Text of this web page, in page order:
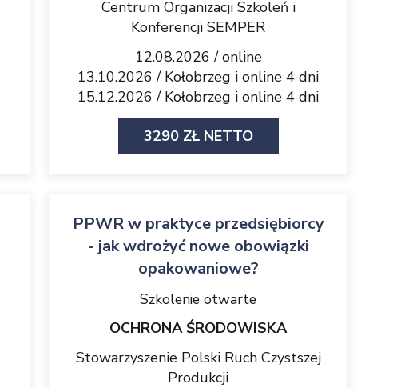
Centrum Organizacji Szkoleń i
Konferencji SEMPER
12.08.2026 / online
13.10.2026 / Kołobrzeg i online 4 dni
15.12.2026 / Kołobrzeg i online 4 dni
3290 ZŁ NETTO
PPWR w praktyce przedsiębiorcy
- jak wdrożyć nowe obowiązki
opakowaniowe?
Szkolenie otwarte
OCHRONA ŚRODOWISKA
Stowarzyszenie Polski Ruch Czystszej
Produkcji